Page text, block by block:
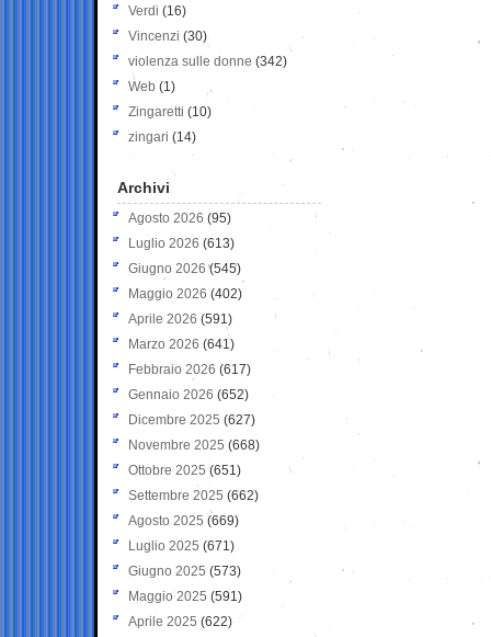
Verdi (16)
Vincenzi (30)
violenza sulle donne (342)
Web (1)
Zingaretti (10)
zingari (14)
Archivi
Agosto 2026 (95)
Luglio 2026 (613)
Giugno 2026 (545)
Maggio 2026 (402)
Aprile 2026 (591)
Marzo 2026 (641)
Febbraio 2026 (617)
Gennaio 2026 (652)
Dicembre 2025 (627)
Novembre 2025 (668)
Ottobre 2025 (651)
Settembre 2025 (662)
Agosto 2025 (669)
Luglio 2025 (671)
Giugno 2025 (573)
Maggio 2025 (591)
Aprile 2025 (622)